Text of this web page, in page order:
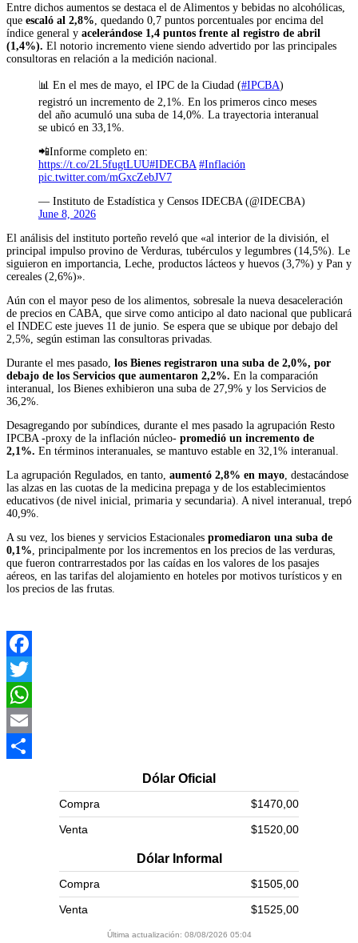
Entre dichos aumentos se destaca el de Alimentos y bebidas no alcohólicas,
que escaló al 2,8% , quedando 0,7 puntos porcentuales por encima del
índice general y acelerándose 1,4 puntos frente al registro de abril
(1,4%). El notorio incremento viene siendo advertido por las principales
consultoras en relación a la medición nacional.
📊 En el mes de mayo, el IPC de la Ciudad (#IPCBA)
registró un incremento de 2,1%. En los primeros cinco meses
del año acumuló una suba de 14,0%. La trayectoria interanual
se ubicó en 33,1%.
📲Informe completo en:
https://t.co/2L5fugtLUU#IDECBA #Inflación
pic.twitter.com/mGxcZebJV7
— Instituto de Estadística y Censos IDECBA (@IDECBA)
June 8, 2026
El análisis del instituto porteño reveló que «al interior de la división, el
principal impulso provino de Verduras, tubérculos y legumbres (14,5%). Le
siguieron en importancia, Leche, productos lácteos y huevos (3,7%) y Pan y
cereales (2,6%)».
Aún con el mayor peso de los alimentos, sobresale la nueva desaceleración
de precios en CABA, que sirve como anticipo al dato nacional que publicará
el INDEC este jueves 11 de junio. Se espera que se ubique por debajo del
2,5%, según estiman las consultoras privadas.
Durante el mes pasado, los Bienes registraron una suba de 2,0%, por
debajo de los Servicios que aumentaron 2,2%. En la comparación
interanual, los Bienes exhibieron una suba de 27,9% y los Servicios de
36,2%.
Desagregando por subíndices, durante el mes pasado la agrupación Resto
IPCBA -proxy de la inflación núcleo- promedió un incremento de
2,1%. En términos interanuales, se mantuvo estable en 32,1% interanual.
La agrupación Regulados, en tanto, aumentó 2,8% en mayo , destacándose
las alzas en las cuotas de la medicina prepaga y de los establecimientos
educativos (de nivel inicial, primaria y secundaria). A nivel interanual, trepó
40,9%.
A su vez, los bienes y servicios Estacionales promediaron una suba de
0,1% , principalmente por los incrementos en los precios de las verduras,
que fueron contrarrestados por las caídas en los valores de los pasajes
aéreos, en las tarifas del alojamiento en hoteles por motivos turísticos y en
los precios de las frutas.
Facebook
Twitter
WhatsApp
Email
Dólar Oficial
Compra
$1470,00
Venta
$1520,00
Dólar Informal
Compra
$1505,00
Venta
$1525,00
Última actualización: 08/08/2026 05:04